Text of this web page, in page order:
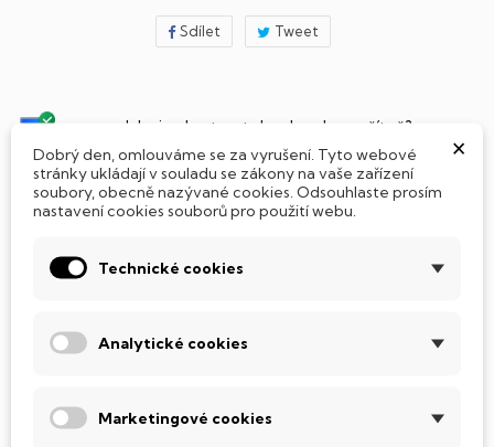
Sdílet Tweet
Jak si vybrat notebook nebo počítač?
Připraveno - zapnete a okamžitě pracujte
POPIS PARAMETRY PRODUKTU
SSD Disk
×
Dobrý den, omlouváme se za vyrušení. Tyto webové
stránky ukládají v souladu se zákony na vaše zařízení
soubory, obecně nazývané cookies. Odsouhlaste prosím
nastavení cookies souborů pro použití webu.
Technické cookies
Analytické cookies
Marketingové cookies